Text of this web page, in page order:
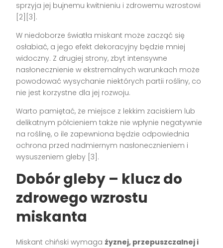
sprzyja jej bujnemu kwitnieniu i zdrowemu wzrostowi
[2][3].
W niedoborze światła miskant może zacząć się
osłabiać, a jego efekt dekoracyjny będzie mniej
widoczny. Z drugiej strony, zbyt intensywne
nasłonecznienie w ekstremalnych warunkach może
powodować wysychanie niektórych partii rośliny, co
nie jest korzystne dla jej rozwoju.
Warto pamiętać, że miejsce z lekkim zaciskiem lub
delikatnym półcieniem także nie wpłynie negatywnie
na roślinę, o ile zapewniona będzie odpowiednia
ochrona przed nadmiernym nasłonecznieniem i
wysuszeniem gleby [3].
Dobór gleby – klucz do
zdrowego wzrostu
miskanta
Miskant chiński wymaga żyznej, przepuszczalnej i